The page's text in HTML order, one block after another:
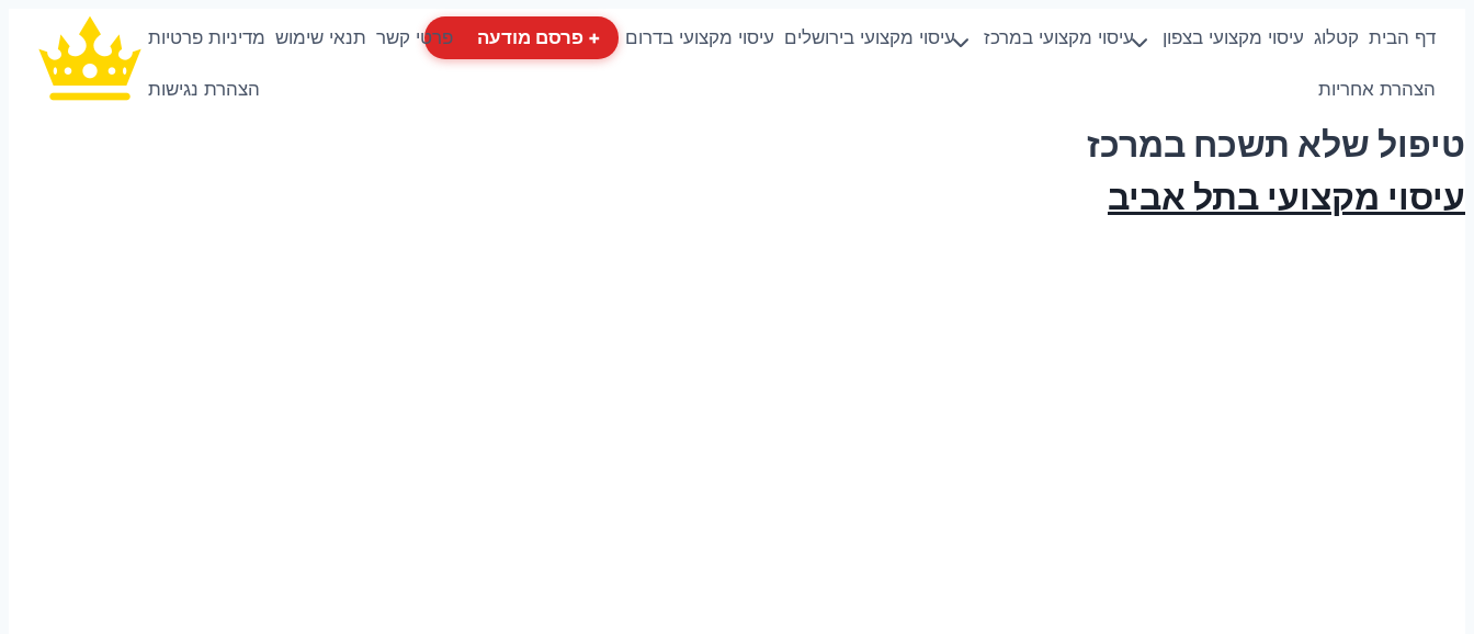
content
דף הבית קטלוג עיסוי מקצועי בצפון עיסוי מקצועי במרכז עיסוי מקצועי בירושלים עיסוי מקצועי בדרום + פרסם מודעה פרטי קשר תנאי שימוש מדיניות פרטיות
הצהרת אחריות הצהרת נגישות
טיפול שלא תשכח במרכז
עיסוי מקצועי בתל אביב